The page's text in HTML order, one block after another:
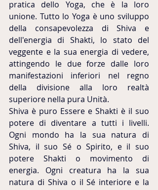
pratica dello Yoga, che è la loro
unione. Tutto lo Yoga è uno sviluppo
della consapevolezza di Shiva e
dell'energia di Shakti, lo stato del
veggente e la sua energia di vedere,
attingendo le due forze dalle loro
manifestazioni inferiori nel regno
della divisione alla loro realtà
superiore nella pura Unità.
Shiva è puro Essere e Shakti è il suo
potere di diventare a tutti i livelli.
Ogni mondo ha la sua natura di
Shiva, il suo Sé o Spirito, e il suo
potere Shakti o movimento di
energia. Ogni creatura ha la sua
natura di Shiva o il Sé interiore e la